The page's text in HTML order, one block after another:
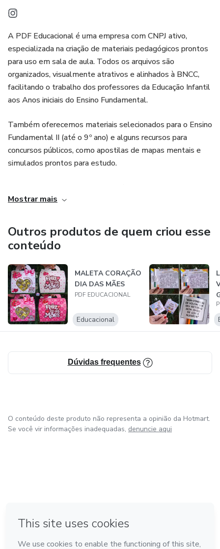
A PDF Educacional é uma empresa com CNPJ ativo,
especializada na criação de materiais pedagógicos prontos
para uso em sala de aula. Todos os arquivos são
organizados, visualmente atrativos e alinhados à BNCC,
facilitando o trabalho dos professores da Educação Infantil
aos Anos iniciais do Ensino Fundamental.
Também oferecemos materiais selecionados para o Ensino
Fundamental II (até o 9º ano) e alguns recursos para
concursos públicos, como apostilas de mapas mentais e
simulados prontos para estudo.
a PDF Educacional valoriza a prática docente e oferece
Ideal para quem busca praticidade, inovação e materiais
que encantam!
Mostrar mais
Outros produtos de quem criou esse
conteúdo
MALETA CORAÇÃO
DIA DAS MÃES
PDF EDUCACIONAL
Educacional
Dúvidas frequentes
O conteúdo deste produto não representa a opinião da Hotmart.
Se você vir informações inadequadas, denuncie aqui
Feito com ❤ em Bogotá